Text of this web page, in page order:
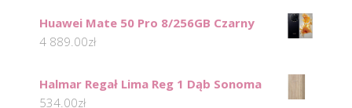
Huawei Mate 50 Pro 8/256GB Czarny
4 889.00zł
Halmar Regał Lima Reg 1 Dąb Sonoma
534.00zł